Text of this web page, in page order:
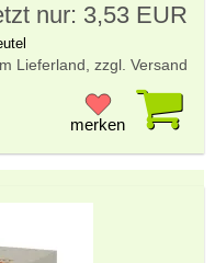
nur: 3,53 EUR
Lieferland, zzgl. Versand
merken